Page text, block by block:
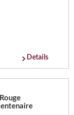
Details